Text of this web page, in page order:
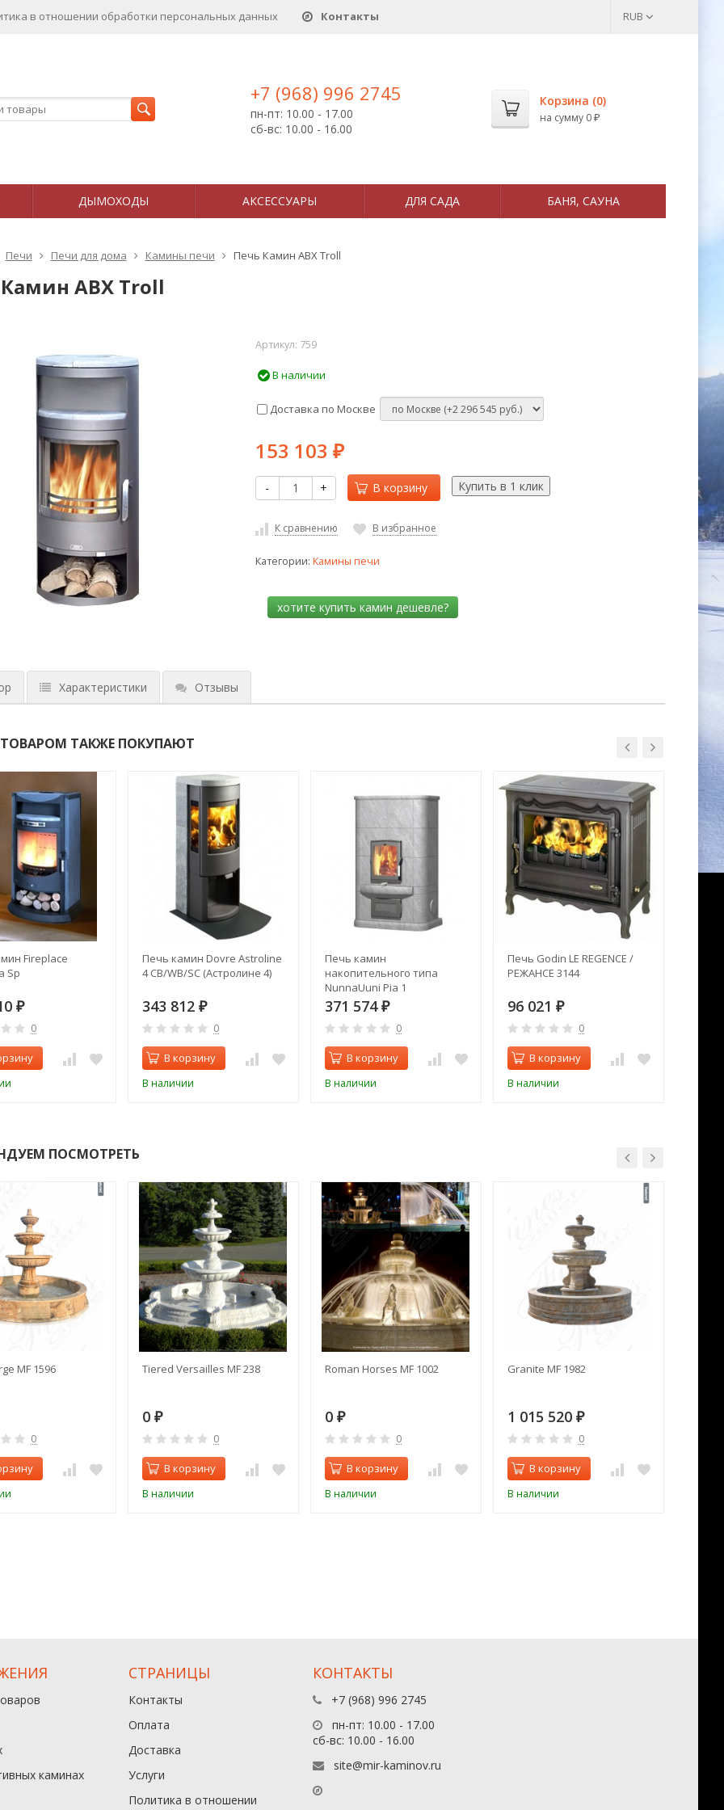
в отношении обработки персональных данныx Контакты RUB
+7 (968) 996 2745
пн-пт: 10.00 - 17.00
сб-вс: 10.00 - 16.00
Корзина (0)
на сумму 0 ₽
ДЫМОХОДЫ АКСЕССУАРЫ ДЛЯ САДА БАНЯ, САУНА
Печи Печи для дома Камины печи Печь Камин ABX Troll
ABX Troll
Артикул: 759
В наличии
Доставка по Москве
153 103 ₽
- + В корзину
К сравнению В избранное
Категории: Камины печи
Характеристики Отзывы
ТАКЖЕ ПОКУПАЮТ
Fireplace
Sp
₽
0
Печь камин Dovre Astroline
4 CB/WB/SC (Астролине 4)
343 812 ₽
0
В корзину
В наличии
Печь камин
накопительного типа
NunnaUuni Pia 1
371 574 ₽
0
В корзину
В наличии
Печь Godin LE REGENCE /
РЕЖАНСЕ 3144
96 021 ₽
0
В корзину
В наличии
ПОСМОТРЕТЬ
MF 1596
0
Tiered Versailles MF 238
0 ₽
0
В корзину
В наличии
Roman Horses MF 1002
0 ₽
0
В корзину
В наличии
Granite MF 1982
1 015 520 ₽
0
В корзину
В наличии
каминах
СТРАНИЦЫ
Контакты
Оплата
Доставка
Услуги
Политика в отношении
КОНТАКТЫ
+7 (968) 996 2745
пн-пт: 10.00 - 17.00
сб-вс: 10.00 - 16.00
site@mir-kaminov.ru